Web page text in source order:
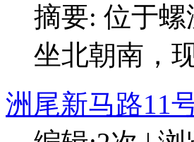
摘要: 位于
坐北朝南，
洲尾新马路11